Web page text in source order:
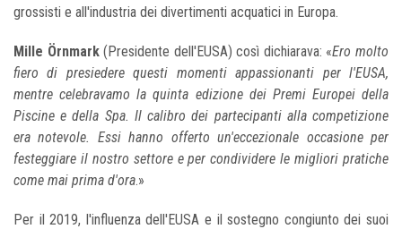
grossisti e all'industria dei divertimenti acquatici in Europa.
Mille Örnmark(Presidente dell'EUSA) così dichiarava: «Ero molto
fiero di presiedere questi momenti appassionanti per l'EUSA,
mentre celebravamo la quinta edizione dei Premi Europei della
Piscine e della Spa. Il calibro dei partecipanti alla competizione
era notevole. Essi hanno offerto un'eccezionale occasione per
festeggiare il nostro settore e per condividere le migliori pratiche
come mai prima d'ora.»
Per il 2019, l'influenza dell'EUSA e il sostegno congiunto dei suoi